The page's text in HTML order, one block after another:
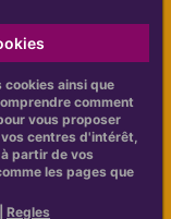
]
ainsi que
comment
vous proposer
centres d'intérêt,
partir de vos
les pages que
Regles